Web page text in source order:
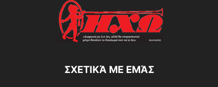
ΣΧΕΤΙΚΆ ΜΕ ΕΜΆΣ